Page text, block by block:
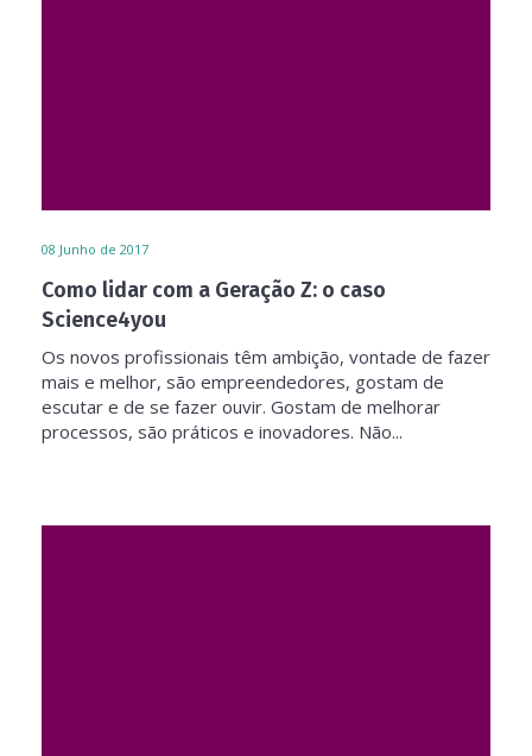
08 Junho de 2017
Como lidar com a Geração Z: o caso
Science4you
Os novos profissionais têm ambição, vontade de fazer
mais e melhor, são empreendedores, gostam de
escutar e de se fazer ouvir. Gostam de melhorar
processos, são práticos e inovadores. Não...